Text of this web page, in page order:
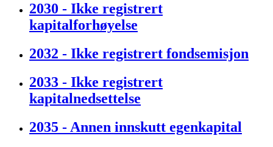
2030 - Ikke registrert
kapitalforhøyelse
2032 - Ikke registrert fondsemisjon
2033 - Ikke registrert
kapitalnedsettelse
2035 - Annen innskutt egenkapital